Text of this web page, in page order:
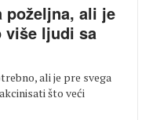
poželjna, ali je
više ljudi sa
ali je pre svega
što veći